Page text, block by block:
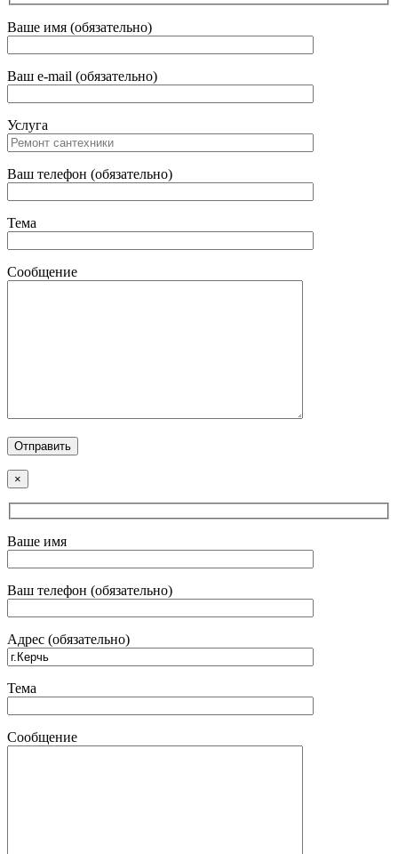
Ваше имя (обязательно)
Ваш e-mail (обязательно)
Услуга
Ваш телефон (обязательно)
Тема
Сообщение
×
Ваше имя
Ваш телефон (обязательно)
Адрес (обязательно)
Тема
Сообщение